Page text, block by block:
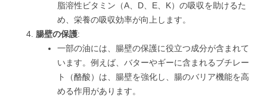
脂溶性ビタミン（A、D、E、K）の吸収を助けるた
め、栄養の吸収効率が向上します。
腸壁の保護:
一部の油には、腸壁の保護に役立つ成分が含まれて
います。例えば、バターやギーに含まれるブチレー
ト（酪酸）は、腸壁を強化し、腸のバリア機能を高
める作用があります。